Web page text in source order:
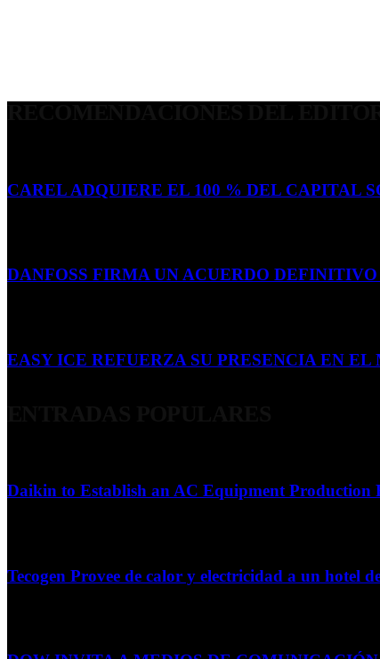
CAREL ADQUIERE EL 100 % DEL CAPITAL
DANFOSS FIRMA UN ACUERDO
EASY ICE REFUERZA SU PRESENCIA EN
Daikin to Establish an AC Equipment Production
Tecogen Provee de calor y electricidad a un hotel